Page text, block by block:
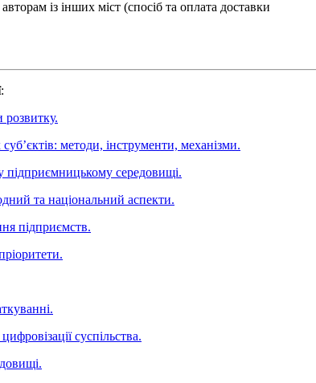
із інших міст (спосіб та оплата доставки
:
методи, інструменти, механізми.
підприємницькому середовищі.
та національний аспекти.
підприємств.
суспільства.